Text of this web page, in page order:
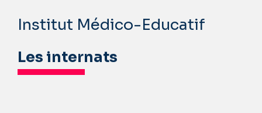
Institut Médico-Educatif
Les internats